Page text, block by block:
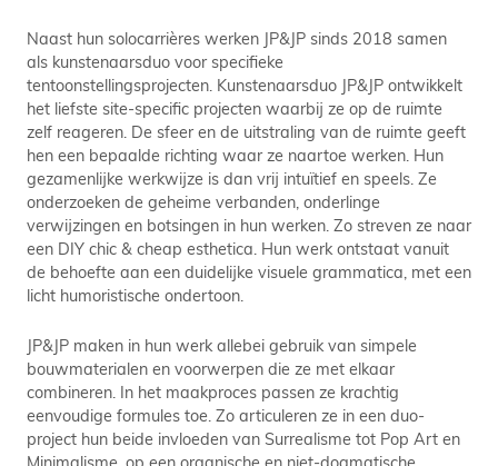
Naast hun solocarrières werken JP&JP sinds 2018 samen
als kunstenaarsduo voor specifieke
tentoonstellingsprojecten. Kunstenaarsduo JP&JP ontwikkelt
het liefste site-specific projecten waarbij ze op de ruimte
zelf reageren. De sfeer en de uitstraling van de ruimte geeft
hen een bepaalde richting waar ze naartoe werken. Hun
gezamenlijke werkwijze is dan vrij intuïtief en speels. Ze
onderzoeken de geheime verbanden, onderlinge
verwijzingen en botsingen in hun werken. Zo streven ze naar
een DIY chic & cheap esthetica. Hun werk ontstaat vanuit
de behoefte aan een duidelijke visuele grammatica, met een
licht humoristische ondertoon.
JP&JP maken in hun werk allebei gebruik van simpele
bouwmaterialen en voorwerpen die ze met elkaar
combineren. In het maakproces passen ze krachtig
eenvoudige formules toe. Zo articuleren ze in een duo-
project hun beide invloeden van Surrealisme tot Pop Art en
Minimalisme, op een organische en niet-dogmatische